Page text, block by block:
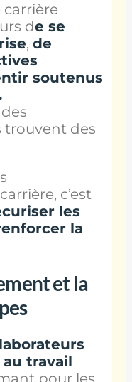
carrière
de se
, de
soutenus
trouvent des
c’est
les
la
et la
travail
pour les